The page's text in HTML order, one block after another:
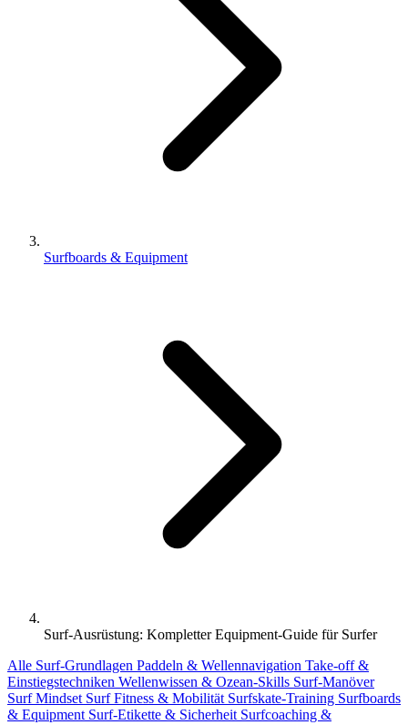
Surfboards & Equipment
Surf-Ausrüstung: Kompletter Equipment-Guide für Surfer
Alle Surf-Grundlagen Paddeln & Wellennavigation Take-off &
Einstiegstechniken Wellenwissen & Ozean-Skills Surf-Manöver
Surf Mindset Surf Fitness & Mobilität Surfskate-Training Surfboards
& Equipment Surf-Etikette & Sicherheit Surfcoaching &